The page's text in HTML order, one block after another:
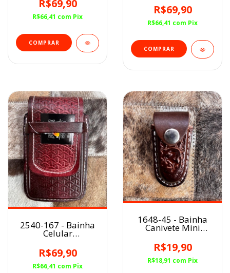
R$69,90
R$66,41 com Pix R$69,90
R$66,41 com Pix
2540-167 - Bainha
Celular
R$69,90
R$66,41 com Pix
1648-45 - Bainha
Canivete Mini
R$19,90
R$18,91 com Pix